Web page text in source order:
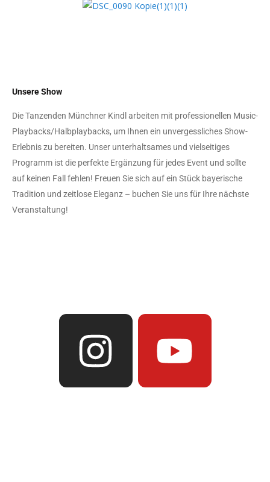
Unsere Show
Die Tanzenden Münchner Kindl arbeiten mit professionellen Music-
Playbacks/Halbplaybacks, um Ihnen ein unvergessliches Show-
Erlebnis zu bereiten. Unser unterhaltsames und vielseitiges
Programm ist die perfekte Ergänzung für jedes Event und sollte
auf keinen Fall fehlen! Freuen Sie sich auf ein Stück bayerische
Tradition und zeitlose Eleganz – buchen Sie uns für Ihre nächste
Veranstaltung!